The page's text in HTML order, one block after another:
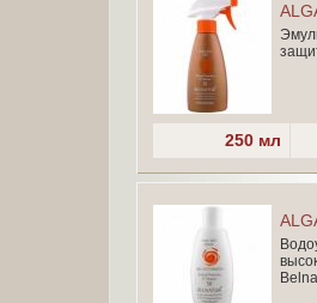
250 мл